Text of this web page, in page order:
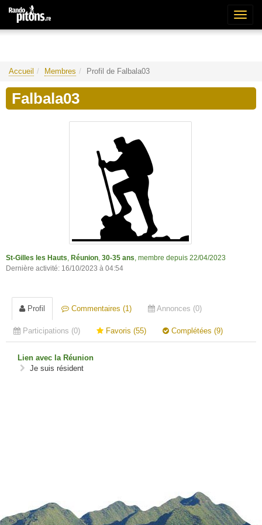
Accueil Membres Profil de Falbala03
Falbala03
St-Gilles les Hauts Réunion 30-35 ans , membre depuis 22/04/2023
Dernière activité: 16/10/2023 à 04:54
Profil Commentaires (1) Annonces (0)
Participations (0) Favoris (55) Complétées (9)
Lien avec la Réunion
Je suis résident